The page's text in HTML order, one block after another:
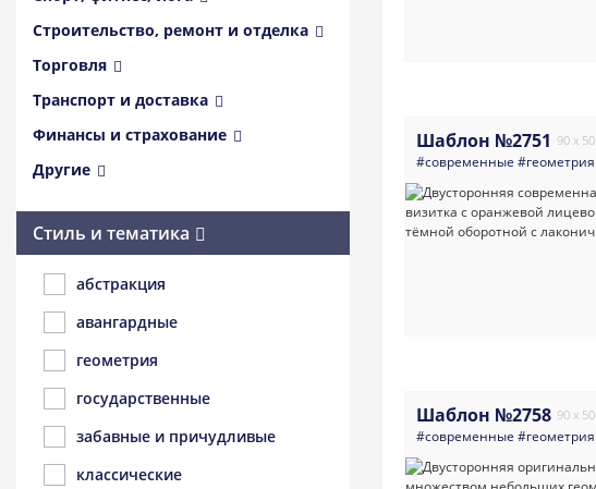
Строительство, ремонт и отделка
Торговля
Транспорт и доставка
Финансы и страхование
Другие
Стиль и тематика
абстракция
авангардные
геометрия
государственные
забавные и причудливые
классические
Шаблон №2751 90 x 50
#современные #геометрия
Шаблон №2758 90 x 50
#современные #геометрия